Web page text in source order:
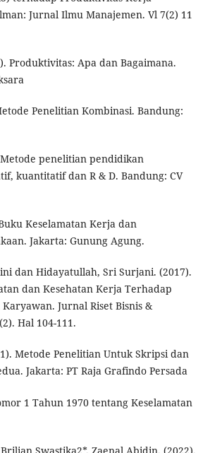
Jurnal Ilmu Manajemen. Vl 7(2) 11
Produktivitas: Apa dan Bagaimana.
Penelitian Kombinasi. Bandung:
penelitian pendidikan
kuantitatif dan R & D. Bandung: CV
Keselamatan Kerja dan
Jakarta: Gunung Agung.
dan Hidayatullah, Sri Surjani. (2017).
dan Kesehatan Kerja Terhadap
Jurnal Riset Bisnis &
Hal 104-111.
Metode Penelitian Untuk Skripsi dan
Jakarta: PT Raja Grafindo Persada
1 Tahun 1970 tentang Keselamatan
Swastika2*, Zaenal Abidin. (2022).